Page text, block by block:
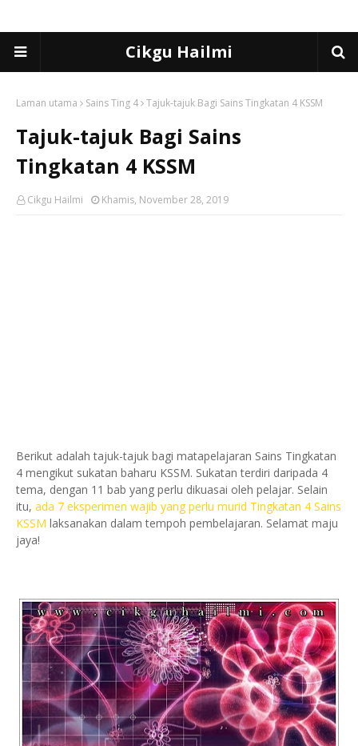
Cikgu Hailmi
Laman utama Sains Ting 4 Tajuk-tajuk Bagi Sains Tingkatan 4 KSSM
Tajuk-tajuk Bagi Sains
Tingkatan 4 KSSM
Cikgu Hailmi Khamis, November 28, 2019
Berikut adalah tajuk-tajuk bagi matapelajaran Sains Tingkatan
4 mengikut sukatan baharu KSSM. Sukatan terdiri daripada 4
tema, dengan 11 bab yang perlu dikuasai oleh pelajar. Selain
itu, ada 7 eksperimen wajib yang perlu murid Tingkatan 4 Sains
KSSM laksanakan dalam tempoh pembelajaran. Selamat maju
jaya!